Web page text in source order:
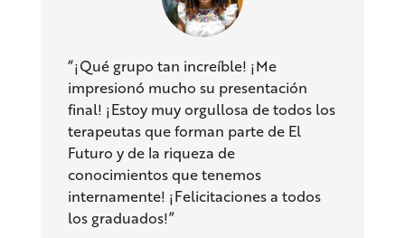
“¡Qué grupo tan increíble! ¡Me
impresionó mucho su presentación
final! ¡Estoy muy orgullosa de todos los
terapeutas que forman parte de El
Futuro y de la riqueza de
conocimientos que tenemos
internamente! ¡Felicitaciones a todos
los graduados!”